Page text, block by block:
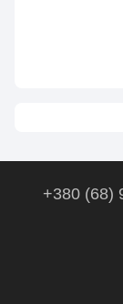
+380 (68)